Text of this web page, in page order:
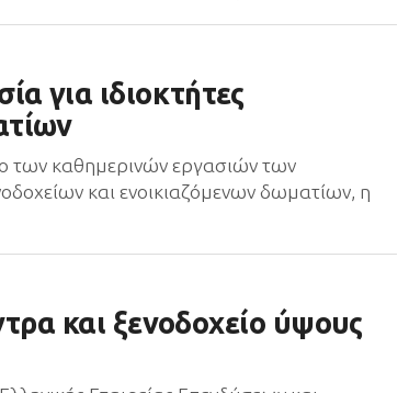
για ιδιοκτήτες
των καθημερινών εργασιών των
και ενοικιαζόμενων δωματίων, η
και ξενοδοχείο ύψους